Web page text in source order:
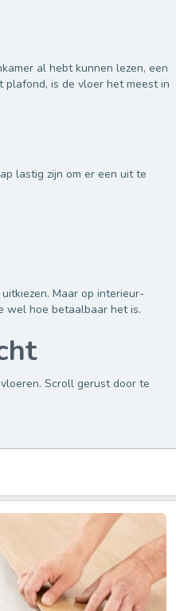
al hebt kunnen lezen, een
is de vloer het meest in
lastig zijn om er een uit te
Maar op interieur-
wel hoe betaalbaar het is.
Scroll gerust door te